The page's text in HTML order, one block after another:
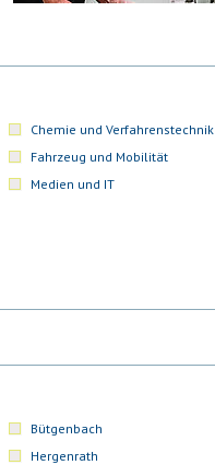
Chemie und Verfahrenstechnik
Fahrzeug und Mobilität
Medien und IT
Bütgenbach
Hergenrath